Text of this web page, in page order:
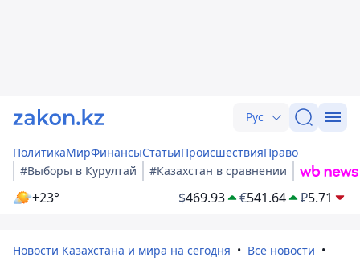
Рус
ПолитикаМирФинансыСтатьиПроисшествияПраво
#Выборы в Курултай
#Казахстан в сравнении
+23° $469.93 €541.64 ₽5.71
Новости Казахстана и мира на сегодня
Все новости